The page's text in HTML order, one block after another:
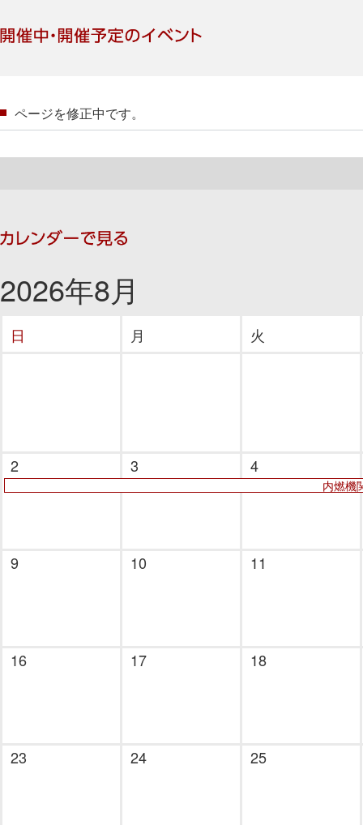
ページを修正中です。
2026年8月
内燃機
日 月 火
2 3 4
9 10 11
16 17 18
23 24 25